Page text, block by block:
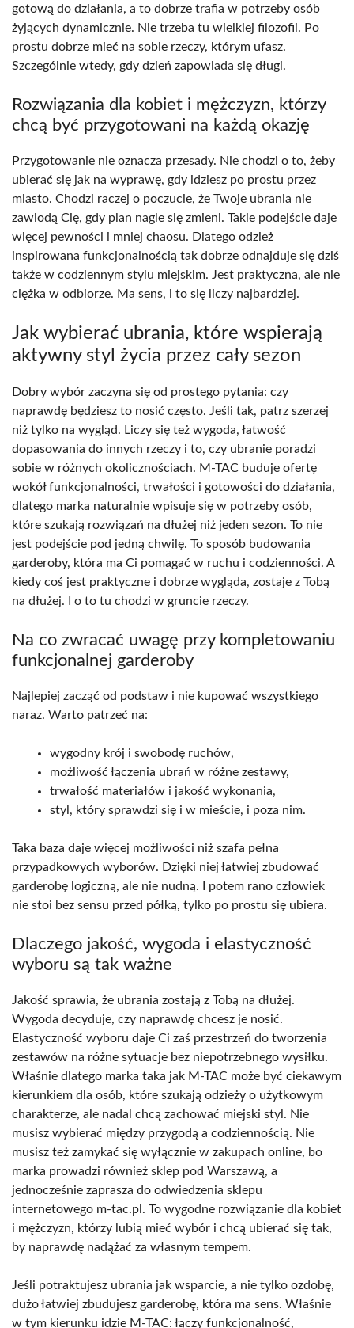
gotową do działania, a to dobrze trafia w potrzeby osób
żyjących dynamicznie. Nie trzeba tu wielkiej filozofii. Po
prostu dobrze mieć na sobie rzeczy, którym ufasz.
Szczególnie wtedy, gdy dzień zapowiada się długi.
Rozwiązania dla kobiet i mężczyzn, którzy
chcą być przygotowani na każdą okazję
Przygotowanie nie oznacza przesady. Nie chodzi o to, żeby
ubierać się jak na wyprawę, gdy idziesz po prostu przez
miasto. Chodzi raczej o poczucie, że Twoje ubrania nie
zawiodą Cię, gdy plan nagle się zmieni. Takie podejście daje
więcej pewności i mniej chaosu. Dlatego odzież
inspirowana funkcjonalnością tak dobrze odnajduje się dziś
także w codziennym stylu miejskim. Jest praktyczna, ale nie
ciężka w odbiorze. Ma sens, i to się liczy najbardziej.
Jak wybierać ubrania, które wspierają
aktywny styl życia przez cały sezon
Dobry wybór zaczyna się od prostego pytania: czy
naprawdę będziesz to nosić często. Jeśli tak, patrz szerzej
niż tylko na wygląd. Liczy się też wygoda, łatwość
dopasowania do innych rzeczy i to, czy ubranie poradzi
sobie w różnych okolicznościach. M-TAC buduje ofertę
wokół funkcjonalności, trwałości i gotowości do działania,
dlatego marka naturalnie wpisuje się w potrzeby osób,
które szukają rozwiązań na dłużej niż jeden sezon. To nie
jest podejście pod jedną chwilę. To sposób budowania
garderoby, która ma Ci pomagać w ruchu i codzienności. A
kiedy coś jest praktyczne i dobrze wygląda, zostaje z Tobą
na dłużej. I o to tu chodzi w gruncie rzeczy.
Na co zwracać uwagę przy kompletowaniu
funkcjonalnej garderoby
Najlepiej zacząć od podstaw i nie kupować wszystkiego
naraz. Warto patrzeć na:
wygodny krój i swobodę ruchów,
możliwość łączenia ubrań w różne zestawy,
trwałość materiałów i jakość wykonania,
styl, który sprawdzi się i w mieście, i poza nim.
Taka baza daje więcej możliwości niż szafa pełna
przypadkowych wyborów. Dzięki niej łatwiej zbudować
garderobę logiczną, ale nie nudną. I potem rano człowiek
nie stoi bez sensu przed półką, tylko po prostu się ubiera.
Dlaczego jakość, wygoda i elastyczność
wyboru są tak ważne
Jakość sprawia, że ubrania zostają z Tobą na dłużej.
Wygoda decyduje, czy naprawdę chcesz je nosić.
Elastyczność wyboru daje Ci zaś przestrzeń do tworzenia
zestawów na różne sytuacje bez niepotrzebnego wysiłku.
Właśnie dlatego marka taka jak M-TAC może być ciekawym
kierunkiem dla osób, które szukają odzieży o użytkowym
charakterze, ale nadal chcą zachować miejski styl. Nie
musisz wybierać między przygodą a codziennością. Nie
musisz też zamykać się wyłącznie w zakupach online, bo
marka prowadzi również sklep pod Warszawą, a
jednocześnie zaprasza do odwiedzenia sklepu
internetowego m-tac.pl. To wygodne rozwiązanie dla kobiet
i mężczyzn, którzy lubią mieć wybór i chcą ubierać się tak,
by naprawdę nadążać za własnym tempem.
Jeśli potraktujesz ubrania jak wsparcie, a nie tylko ozdobę,
dużo łatwiej zbudujesz garderobę, która ma sens. Właśnie
w tym kierunku idzie M-TAC: łączy funkcjonalność,